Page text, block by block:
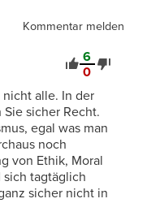
Kommentar melden
6
0
alle. In der
sicher Recht.
egal was man
noch
von Ethik, Moral
tagtäglich
sicher nicht in